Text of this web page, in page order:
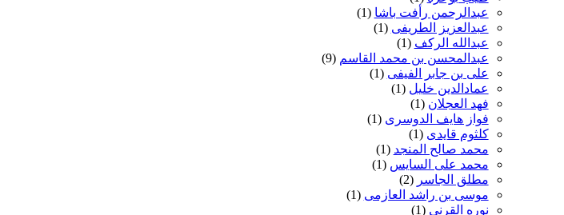
عبدالرحمن رأفت باشا (1)
عبدالعزیز الطریفی (1)
عبدالله الرکف (1)
عبدالمحسن بن محمد القاسم (9)
علی بن جابر الفیفی (1)
عمادالدین خلیل (1)
فهد العجلان (1)
فواز هایف الدوسری (1)
کلثوم قایدی (1)
محمد صالح المنجد (1)
محمد علی السایس (1)
مطلق الجاسر (2)
موسی بن راشد العازمی (1)
نوره القرنی (1)